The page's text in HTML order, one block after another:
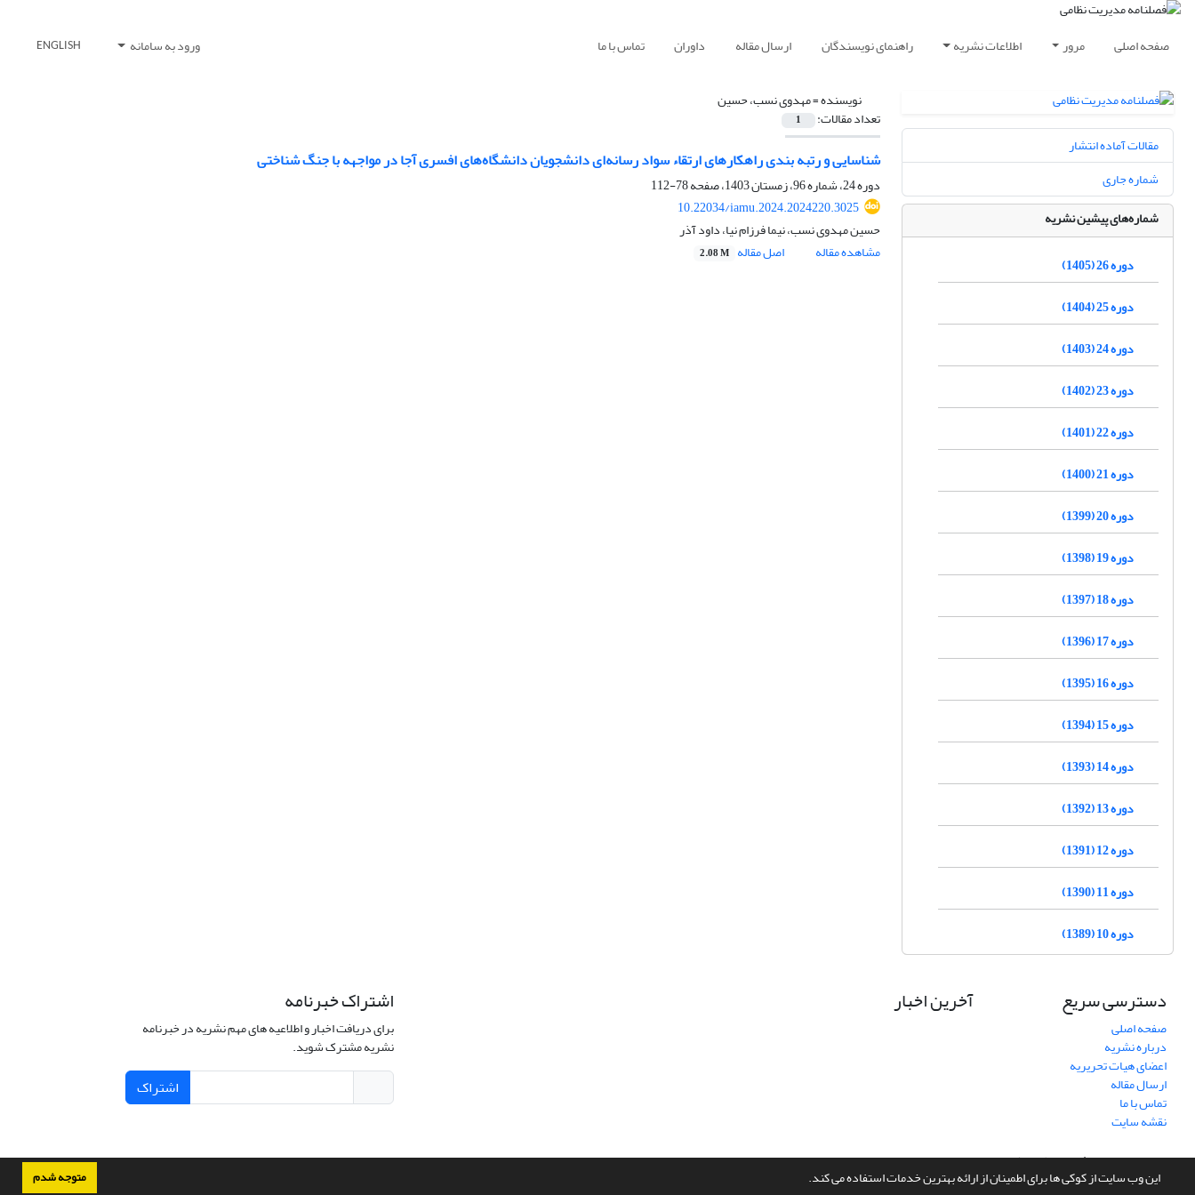
این وب سایت از کوکی ها برای اطمینان از ارائه بهترین خدمات استفاده می کند. متوجه شدم
صفحه اصلی مرور اطلاعات نشریه راهنمای نویسندگان ارسال مقاله داوران تماس با ما ورود به سامانه ENGLISH
نویسنده =مهدوی نسب، حسین
تعداد مقالات: 1
شناسایی و رتبه بندی راهکارهای ارتقاء سواد رسانه‌ای دانشجویان دانشگاه‌های افسری آجا در مواجهه با جنگ شناختی
دوره 24، شماره 96، زمستان 1403، صفحه
78-112
10.22034/iamu.2024.2024220.3025
حسین مهدوی نسب، نیما فرزام نیا، داود آذر
مشاهده مقاله
اصل مقاله 2.08 M
مقالات آماده انتشار
شماره جاری
شماره‌های پیشین نشریه
دوره 26 (1405)
دوره 25 (1404)
دوره 24 (1403)
دوره 23 (1402)
دوره 22 (1401)
دوره 21 (1400)
دوره 20 (1399)
دوره 19 (1398)
دوره 18 (1397)
دوره 17 (1396)
دوره 16 (1395)
دوره 15 (1394)
دوره 14 (1393)
دوره 13 (1392)
دوره 12 (1391)
دوره 11 (1390)
دوره 10 (1389)
دسترسی سریع
صفحه اصلی
درباره نشریه
اعضای هیات تحریریه
ارسال مقاله
تماس با ما
نقشه سایت
آخرین اخبار اشتراک خبرنامه
برای دریافت اخبار و اطلاعیه های مهم نشریه در خبرنامه
نشریه مشترک شوید.
اشتراک
سامانه مدیریت نشریات علمی.طراحی و پیاده سازی ازسیناوب